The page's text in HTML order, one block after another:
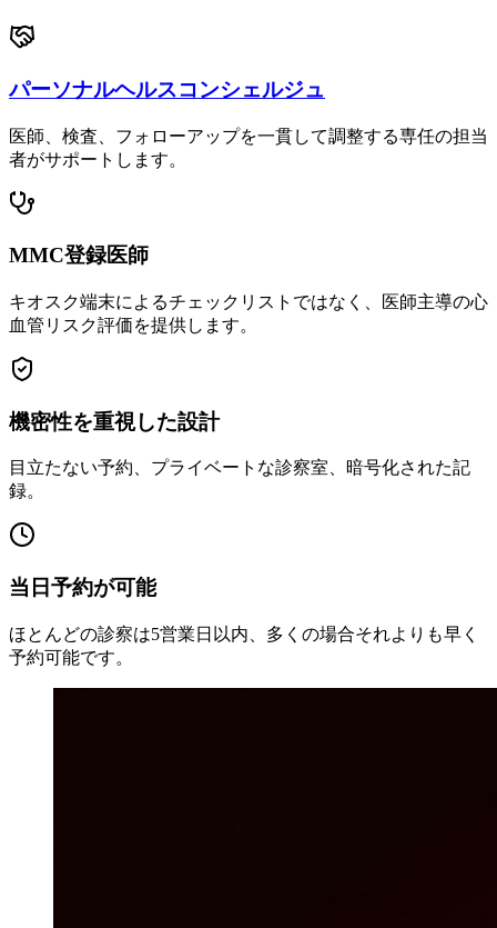
パーソナルヘルスコンシェルジュ
医師、検査、フォローアップを一貫して調整する専任の担当
者がサポートします。
MMC登録医師
キオスク端末によるチェックリストではなく、医師主導の心
血管リスク評価を提供します。
機密性を重視した設計
目立たない予約、プライベートな診察室、暗号化された記
録。
当日予約が可能
ほとんどの診察は5営業日以内、多くの場合それよりも早く
予約可能です。